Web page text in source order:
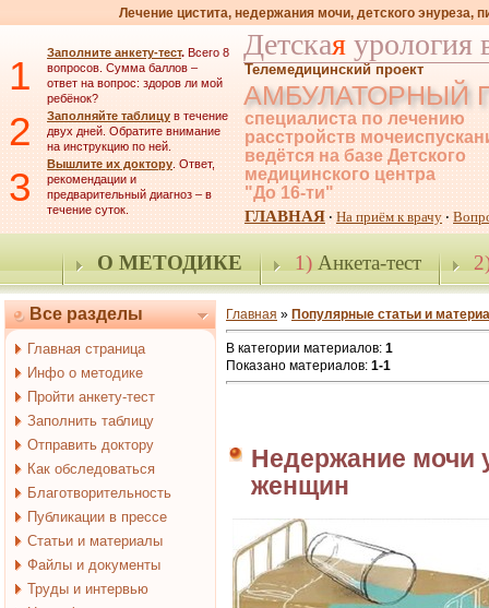
Лечение цистита, недержания мочи, детского энуреза,
1 Заполните анкету-тест. Всего 8
вопросов. Сумма баллов –
ответ на вопрос: здоров ли мой
ребёнок?
2 Заполняйте таблицу в течение
двух дней. Обратите внимание
на инструкцию по ней.
3 Вышлите их доктору. Ответ,
рекомендации и
предварительный диагноз – в
течение суток.
Детская урология
Телемедицинский проект
АМБУЛАТОРНЫЙ
специалиста по лечению
расстройств
ведётся на базе Детского
медицинского центра
"До 16-ти"
ГЛАВНАЯ · На приём к врачу ·
О МЕТОДИКЕ 1)Анкета-тест
Все разделы
Главная страница
Инфо о методике
Пройти анкету-тест
Заполнить таблицу
Отправить доктору
Как обследоваться
Благотворительность
Публикации в прессе
Статьи и материалы
Файлы и документы
Труды и интервью
Главная » Популярные статьи и
В категории материалов: 1
Показано материалов: 1-1
Недержание мочи
женщин